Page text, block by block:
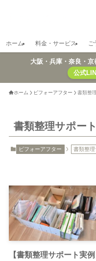
ホーム 料金・サービス ご
大阪・兵庫・奈良・
公式
ホーム ビフォーアフター 書類整
書類整理サポー
ビフォーアフター 書類整
【書類整理サポート実例